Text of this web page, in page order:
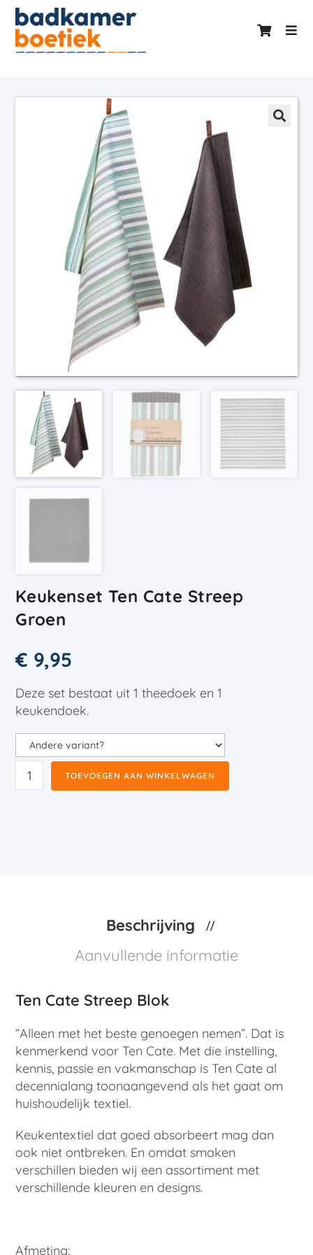
Keukenset Ten Cate Streep
Groen
€ 9,95
Deze set bestaat uit 1 theedoek en 1
keukendoek.
TOEVOEGEN AAN WINKELWAGEN
Beschrijving
Aanvullende informatie
Ten Cate Streep Blok
“Alleen met het beste genoegen nemen”. Dat is
kenmerkend voor Ten Cate. Met die instelling,
kennis, passie en vakmanschap is Ten Cate al
decennialang toonaangevend als het gaat om
huishoudelijk textiel.
Keukentextiel dat goed absorbeert mag dan
ook niet ontbreken. En omdat smaken
verschillen bieden wij een assortiment met
verschillende kleuren en designs.
Afmeting: